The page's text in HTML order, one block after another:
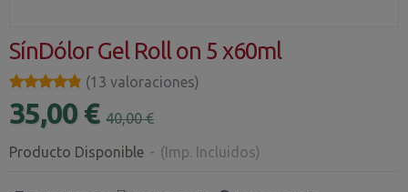
SínDólor Gel Roll on 5 x60ml
★★★★★
★★★★★ (13 valoraciones)
35,00 € 40,00 €
Producto Disponible - (Imp. Incluidos)